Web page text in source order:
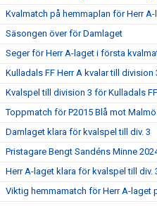
Kvalmatch på hemmaplan för Herr
Säsongen över för Damlaget
Seger för Herr A-laget i första
Kulladals FF Herr A kvalar till division
Kvalspel till division 3 för Kulladals
Toppmatch för P2015 Blå mot Malmö
Damlaget klara för kvalspel till div. 3
Pristagare Bengt Sandéns Minne
Herr A-laget klara för kvalspel till div.
Viktig hemmamatch för Herr A-laget